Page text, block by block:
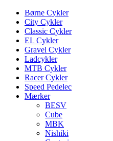
Børne Cykler
City Cykler
Classic Cykler
EL Cykler
Gravel Cykler
Ladcykler
MTB Cykler
Racer Cykler
Speed Pedelec
Mærker
BESV
Cube
MBK
Nishiki